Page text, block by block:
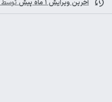
آخرین ویرایش ۱ ماه پیش توسط